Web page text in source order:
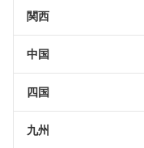
関西
中国
四国
九州